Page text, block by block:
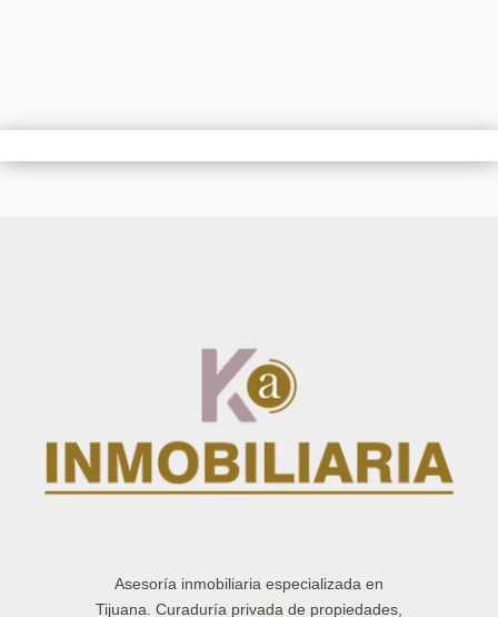
Asesoría inmobiliaria especializada en
Tijuana. Curaduría privada de propiedades,